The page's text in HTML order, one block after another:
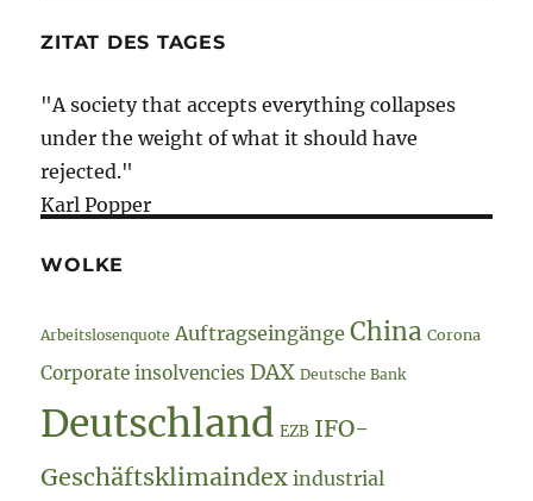
ZITAT DES TAGES
"A society that accepts everything collapses
under the weight of what it should have
rejected."
Karl Popper
WOLKE
Arbeitslosenquote Auftragseingänge China Corona
Corporate insolvencies DAX Deutsche Bank
Deutschland EZB IFO-
Geschäftsklimaindex industrial